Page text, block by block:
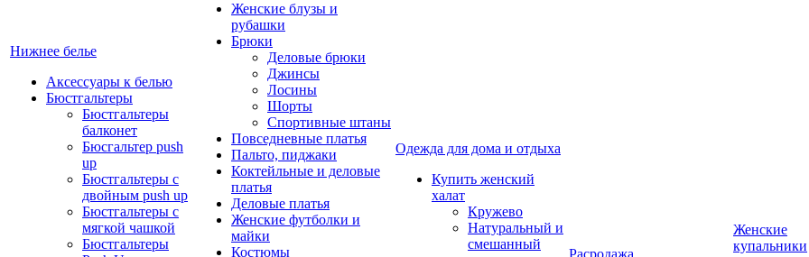
Нижнее белье
Аксессуары к белью
Бюстгальтеры
Бюстгальтеры
балконет
Бюсгальтер push
up
Бюстгальтеры с
двойным push up
Бюстгальтеры с
мягкой чашкой
Бюстгальтеры
Женские блузы и
рубашки
Брюки
Деловые брюки
Джинсы
Лосины
Шорты
Спортивные штаны
Повседневные платья
Пальто, пиджаки
Коктейльные и деловые
платья
Деловые платья
Женские футболки и
майки
Костюмы
Одежда для дома и отдыха
Купить женский
халат
Кружево
Натуральный и
смешанный
Расродажа
Женские
купальники